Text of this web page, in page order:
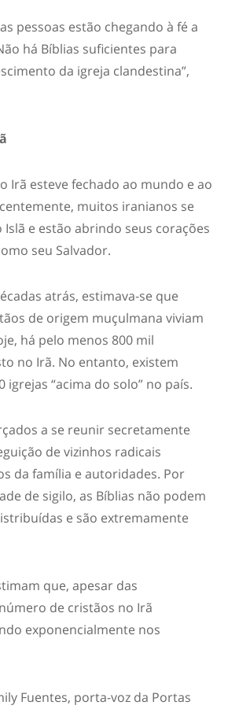
pessoas estão chegando à fé a
há Bíblias suficientes para
da igreja clandestina”,
Irã esteve fechado ao mundo e ao
muitos iranianos se
e estão abrindo seus corações
seu Salvador.
atrás, estimava-se que
de origem muçulmana viviam
há pelo menos 800 mil
no Irã. No entanto, existem
igrejas “acima do solo” no país.
a se reunir secretamente
de vizinhos radicais
da família e autoridades. Por
de sigilo, as Bíblias não podem
e são extremamente
que, apesar das
de cristãos no Irã
exponencialmente nos
Fuentes, porta-voz da Portas